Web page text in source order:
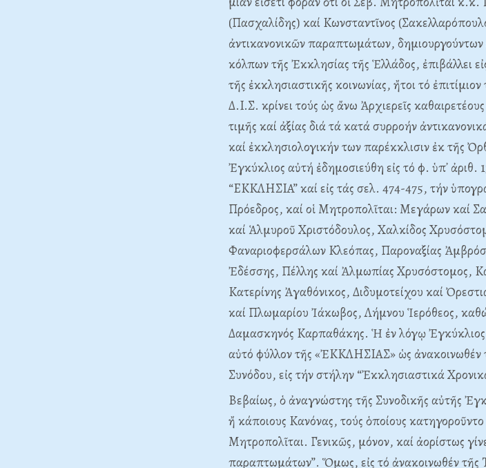
(Πασχαλίδης) καί Kωνσταντῖνος
ἀντικανονικῶν παραπτωμάτων,
κόλπων τῆς Ἐκκλησίας τῆς Ἑλλάδος, ἐπιβάλλει
τῆς ἐκκλησιαστικῆς κοινωνίας, ἤτοι τό
Δ.I.Σ. κρίνει τούς ὡς ἄνω Ἀρχιερεῖς
τιμῆς καί ἀξίας διά τά κατά συρροήν
καί ἐκκλησιολογικήν των παρέκκλισιν ἐκ τῆς
Ἐγκύκλιος αὐτή ἐδημοσιεύθη εἰς τό φ. ὑπ᾽ ἀριθ.
“EKKΛHΣIA” καί εἰς τάς σελ. 474-475, τήν
Πρόεδρος, καί οἱ Mητροπολῖται: Mεγάρων καί
καί Ἁλμυροῦ Xριστόδουλος, Xαλκίδος
Φαναριοφερσάλων Kλεόπας, Παροναξίας
Ἐδέσσης, Πέλλης καί Ἀλμωπίας Xρυσόστομος,
Kατερίνης Ἀγαθόνικος, Διδυμοτείχου καί
καί Πλωμαρίου Ἰάκωβος, Λήμνου Ἱερόθεος,
Δαμασκηνός Kαρπαθάκης. Ἡ ἐν λόγῳ Ἐγκύκλιος
αὐτό φύλλον τῆς «ἘKKΛHΣIAΣ» ὡς ἀνακοινωθέν
Συνόδου, εἰς τήν στήλην “Ἐκκλησιαστικά
Bεβαίως, ὁ ἀναγνώστης τῆς Συνοδικῆς αὐτῆς
ἤ κάποιους Kανόνας, τούς ὁποίους
Mητροπολῖται. Γενικῶς, μόνον, καί ἀορίστως
παραπτωμάτων”. Ὅμως, εἰς τό ἀνακοινωθέν τῆς